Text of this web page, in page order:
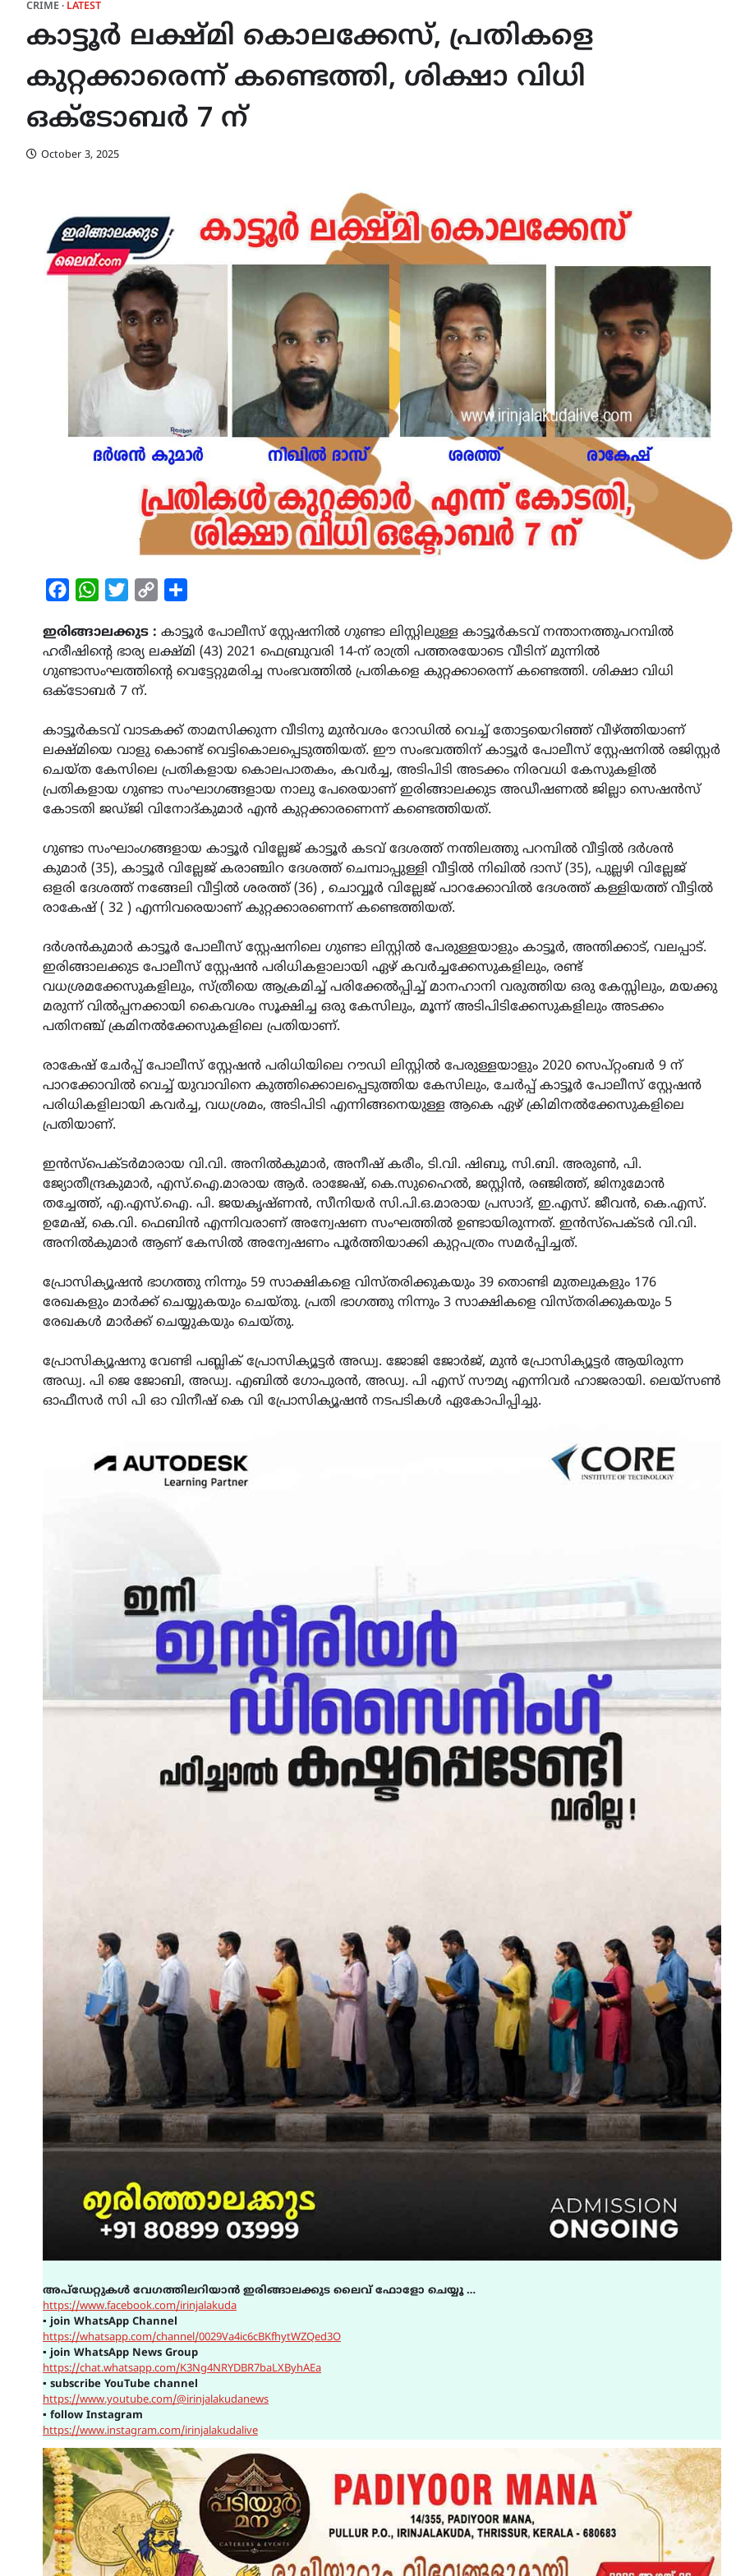
CRIME LATEST
കാട്ടൂർ ലക്ഷ്മി കൊലക്കേസ്, പ്രതികളെ
കുറ്റക്കാരെന്ന് കണ്ടെത്തി, ശിക്ഷാ വിധി
ഒക്ടോബർ 7 ന്
October 3, 2025
FacebookWhatsAppTwitterCopy
ഇരിങ്ങാലക്കുട : കാട്ടൂർ പോലീസ് സ്റ്റേഷനിൽ ഗുണ്ടാ ലിസ്റ്റിലുള്ള കാട്ടൂർകടവ് നന്താനത്തുപറമ്പിൽ
ഹരീഷിന്റെ ഭാര്യ ലക്ഷ്‌മി (43) 2021 ഫെബ്രുവരി 14-ന് രാത്രി പത്തരയോടെ വീടിന് മുന്നിൽ
ഗുണ്ടാസംഘത്തിൻ്റെ വെട്ടേറ്റുമരിച്ച സംഭവത്തിൽ പ്രതികളെ കുറ്റക്കാരെന്ന് കണ്ടെത്തി. ശിക്ഷാ വിധി
ഒക്ടോബർ 7 ന്.
കാട്ടൂർകടവ് വാടകക്ക് താമസിക്കുന്ന വീടിനു മുൻവശം റോഡിൽ വെച്ച് തോട്ടയെറിഞ്ഞ് വീഴ്ത്തിയാണ്
ലക്ഷ്‌മിയെ വാളു കൊണ്ട് വെട്ടികൊലപ്പെടുത്തിയത്. ഈ സംഭവത്തിന് കാട്ടൂർ പോലീസ് സ്റ്റേഷനിൽ രജിസ്റ്റർ
ചെയ്ത കേസിലെ പ്രതികളായ കൊലപാതകം, കവർച്ച, അടിപിടി അടക്കം നിരവധി കേസുകളിൽ
പ്രതികളായ ഗുണ്ടാ സംഘാഗങ്ങളായ നാലു പേരെയാണ് ഇരിങ്ങാലക്കുട അഡീഷണൽ ജില്ലാ സെഷൻസ്
കോടതി ജഡ്‌ജി വിനോദ്‌കുമാർ എൻ കുറ്റക്കാരണെന്ന് കണ്ടെത്തിയത്.
ഗുണ്ടാ സംഘാംഗങ്ങളായ കാട്ടൂർ വില്ലേജ് കാട്ടൂർ കടവ് ദേശത്ത് നന്തിലത്തു പറമ്പിൽ വീട്ടിൽ ദർശൻ
കുമാർ (35), കാട്ടൂർ വില്ലേജ് കരാഞ്ചിറ ദേശത്ത് ചെമ്പാപ്പുള്ളി വീട്ടിൽ നിഖിൽ ദാസ് (35), പുല്ലഴി വില്ലേജ്
ഒളരി ദേശത്ത് നങ്ങേലി വീട്ടിൽ ശരത്ത് (36) , ചൊവ്വൂർ വില്ലേജ് പാറക്കോവിൽ ദേശത്ത് കള്ളിയത്ത് വീട്ടിൽ
രാകേഷ് ( 32 ) എന്നിവരെയാണ് കുറ്റക്കാരണെന്ന് കണ്ടെത്തിയത്.
ദർശൻകുമാർ കാട്ടൂർ പോലീസ് സ്റ്റേഷനിലെ ഗുണ്ടാ ലിസ്റ്റിൽ പേരുള്ളയാളും കാട്ടൂർ, അന്തിക്കാട്, വലപ്പാട്.
ഇരിങ്ങാലക്കുട പോലീസ് സ്റ്റേഷൻ പരിധികളാലായി ഏഴ് കവർച്ചക്കേസുകളിലും, രണ്ട്
വധശ്രമക്കേസുകളിലും, സ്ത്രീയെ ആക്രമിച്ച് പരിക്കേൽപ്പിച്ച് മാനഹാനി വരുത്തിയ ഒരു കേസ്സിലും, മയക്കു
മരുന്ന് വിൽപ്പനക്കായി കൈവശം സൂക്ഷിച്ച ഒരു കേസിലും, മൂന്ന് അടിപിടിക്കേസുകളിലും അടക്കം
പതിനഞ്ച് ക്രമിനൽക്കേസുകളിലെ പ്രതിയാണ്.
രാകേഷ് ചേർപ്പ് പോലീസ് സ്റ്റേഷൻ പരിധിയിലെ റൗഡി ലിസ്റ്റിൽ പേരുള്ളയാളും 2020 സെപ്റ്റംബർ 9 ന്
പാറക്കോവിൽ വെച്ച് യുവാവിനെ കുത്തിക്കൊലപ്പെടുത്തിയ കേസിലും, ചേർപ്പ് കാട്ടൂർ പോലീസ് സ്റ്റേഷൻ
പരിധികളിലായി കവർച്ച, വധശ്രമം, അടിപിടി എന്നിങ്ങനെയുള്ള ആകെ ഏഴ് ക്രിമിനൽക്കേസുകളിലെ
പ്രതിയാണ്.
ഇൻസ്പെക്ടർമാരായ വി.വി. അനിൽകുമാർ, അനീഷ് കരീം, ടി.വി. ഷിബു, സി.ബി. അരുൺ, പി.
ജ്യോതീന്ദ്രകുമാർ, എസ്.ഐ.മാരായ ആർ. രാജേഷ്, കെ.സുഹൈൽ, ജസ്റ്റിൻ, രഞ്ജിത്ത്, ജിനുമോൻ
തച്ചേത്ത്, എ.എസ്.ഐ. പി. ജയകൃഷ്ണ‌ൻ, സീനിയർ സി.പി.ഒ.മാരായ പ്രസാദ്, ഇ.എസ്. ജീവൻ, കെ.എസ്.
ഉമേഷ്, കെ.വി. ഫെബിൻ എന്നിവരാണ് അന്വേഷണ സംഘത്തിൽ ഉണ്ടായിരുന്നത്. ഇൻസ്പെക്ടർ വി.വി.
അനിൽകുമാർ ആണ് കേസിൽ അന്വേഷണം പൂർത്തിയാക്കി കുറ്റപത്രം സമർപ്പിച്ചത്.
പ്രോസിക്യൂഷൻ ഭാഗത്തു നിന്നും 59 സാക്ഷികളെ വിസ്തരിക്കുകയും 39 തൊണ്ടി മുതലുകളും 176
രേഖകളും മാർക്ക് ചെയ്യുകയും ചെയ്തു. പ്രതി ഭാഗത്തു നിന്നും 3 സാക്ഷികളെ വിസ്തരിക്കുകയും 5
രേഖകൾ മാർക്ക് ചെയ്യുകയും ചെയ്തു.
പ്രോസിക്യൂഷനു വേണ്ടി പബ്ലിക് പ്രോസിക്യൂട്ടർ അഡ്വ. ജോജി ജോർജ്, മുൻ പ്രോസിക്യൂട്ടർ ആയിരുന്ന
അഡ്വ. പി ജെ ജോബി, അഡ്വ. എബിൽ ഗോപുരൻ, അഡ്വ. പി എസ് സൗമ്യ എന്നിവർ ഹാജരായി. ലെയ്‌സൺ
ഓഫീസർ സി പി ഓ വിനീഷ് കെ വി പ്രോസിക്യൂഷൻ നടപടികൾ ഏകോപിപ്പിച്ചു.
അപ്ഡേറ്റുകൾ വേഗത്തിലറിയാൻ ഇരിങ്ങാലക്കുട ലൈവ് ഫോളോ ചെയ്യൂ …
https://www.facebook.com/irinjalakuda
▪ join WhatsApp Channel
https://whatsapp.com/channel/0029Va4ic6cBKfhytWZQed3O
▪ join WhatsApp News Group
https://chat.whatsapp.com/K3Ng4NRYDBR7baLXByhAEa
▪ subscribe YouTube channel
https://www.youtube.com/@irinjalakudanews
▪ follow Instagram
https://www.instagram.com/irinjalakudalive
LATEST LITERATURE
ചർച്ച കാട്ടൂർ, ടി. കെ. ബാലൻ
ഹാളിൽ 16ന്
August 6, 2026